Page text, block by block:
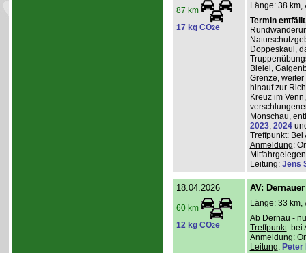
87 km
17 kg CO2e
Länge: 38 km,
Termin
Döppeskaul,
Bielei,
Grenze,
hinauf zur
Kreuz im
Monschau,
2023, 2024
Treffpunkt: Bei
Anmeldung:
Leitung: Jens
18.04.2026
60 km
12 kg CO2e
AV:
Länge: 33 km,
Ab Dernau -
Treffpunkt: bei
Anmeldung:
Leitung: Peter